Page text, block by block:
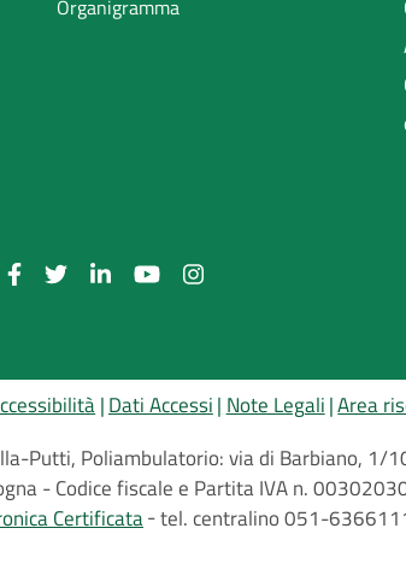
Organigramma
Dati Accessi Note Legali Area
Putti, Poliambulatorio: via di Barbiano, 1/
- Codice fiscale e Partita IVA n.
Certificata tel. centralino 051-